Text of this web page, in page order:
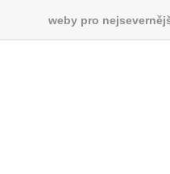
weby pro